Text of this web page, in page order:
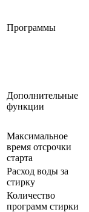
Программы
Дополнительные
функции
Максимальное
время отсрочки
старта
Расход воды за
стирку
Количество
программ стирки